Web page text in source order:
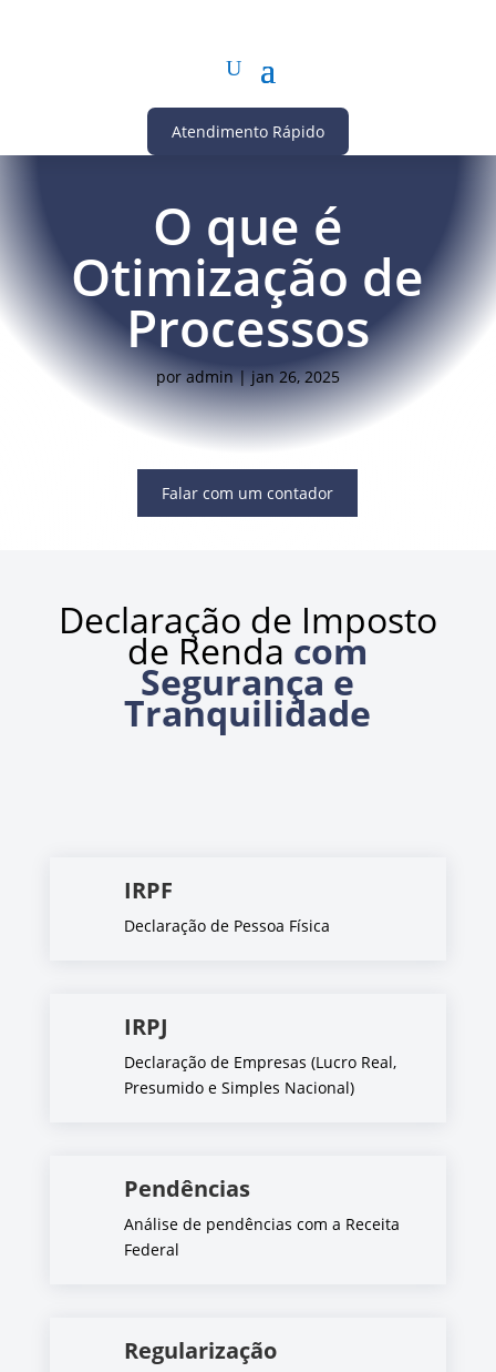
Atendimento Rápido
O que é
Otimização de
Processos
poradmin|jan 26, 2025
Falar com um contador
Declaração de Imposto
de Renda com
Segurança e
Tranquilidade
IRPF
Declaração de Pessoa Física
IRPJ
Declaração de Empresas (Lucro Real,
Presumido e Simples Nacional)
Pendências
Análise de pendências com a Receita
Federal
Regularização